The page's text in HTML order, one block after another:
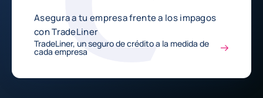
Asegura a tu empresa frente a los impagos
con TradeLiner
TradeLiner, un seguro de crédito a la medida de
cada empresa